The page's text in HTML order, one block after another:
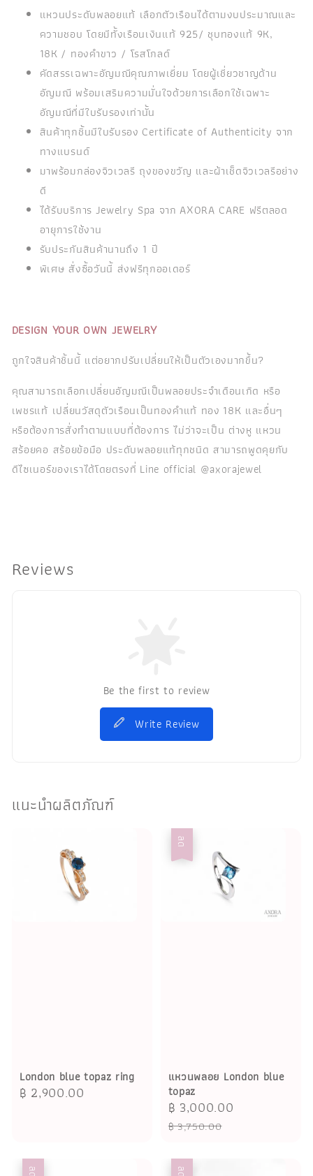
แหวนประดับพลอยแท้ เลือกตัวเรือนได้ตามงบประมาณและ
ความชอบ โดยมีทั้งเรือนเงินแท้ 925/ ชุบทองแท้ 9K,
18K / ทองคำขาว / โรสโกลด์
คัดสรรเฉพาะอัญมณีคุณภาพเยี่ยม โดยผู้เชี่ยวชาญด้าน
อัญมณี พร้อมเสริมความมั่นใจด้วยการเลือกใช้เฉพาะ
อัญมณีที่มีใบรับรองเท่านั้น
สินค้าทุกชิ้นมีใบรับรอง Certificate of Authenticity จาก
ทางแบรนด์
มาพร้อมกล่องจิวเวลรี ถุงของขวัญ และผ้าเช็ดจิวเวลรีอย่าง
ดี
ได้รับบริการ Jewelry Spa จาก AXORA CARE ฟรีตลอด
อายุการใช้งาน
รับประกันสินค้านานถึง 1 ปี
พิเศษ สั่งซื้อวันนี้ ส่งฟรีทุกออเดอร์
DESIGN YOUR OWN JEWELRY
ถูกใจสินค้าชิ้นนี้ แต่อยากปรับเปลี่ยนให้เป็นตัวเองมากขึ้น?
คุณสามารถเลือกเปลี่ยนอัญมณีเป็นพลอยประจำเดือนเกิด หรือ
เพชรแท้ เปลี่ยนวัสดุตัวเรือนเป็นทองคำแท้ ทอง 18K และอื่นๆ
หรือต้องการสั่งทำตามแบบที่ต้องการ ไม่ว่าจะเป็น ต่างหู แหวน
สร้อยคอ สร้อยข้อมือ ประดับพลอยแท้ทุกชนิด สามารถพูดคุยกับ
ดีไซเนอร์ของเราได้โดยตรงที่ Line official @axorajewel
Reviews
Be the first to review
Write Review
แนะนำผลิตภัณฑ์
London blue topaz ring
Regular
฿ 2,900.00
ลด
แหวนพลอย London blue
topaz
Sale
price
฿ 3,000.00
฿ 3,750.00
ลด ลด